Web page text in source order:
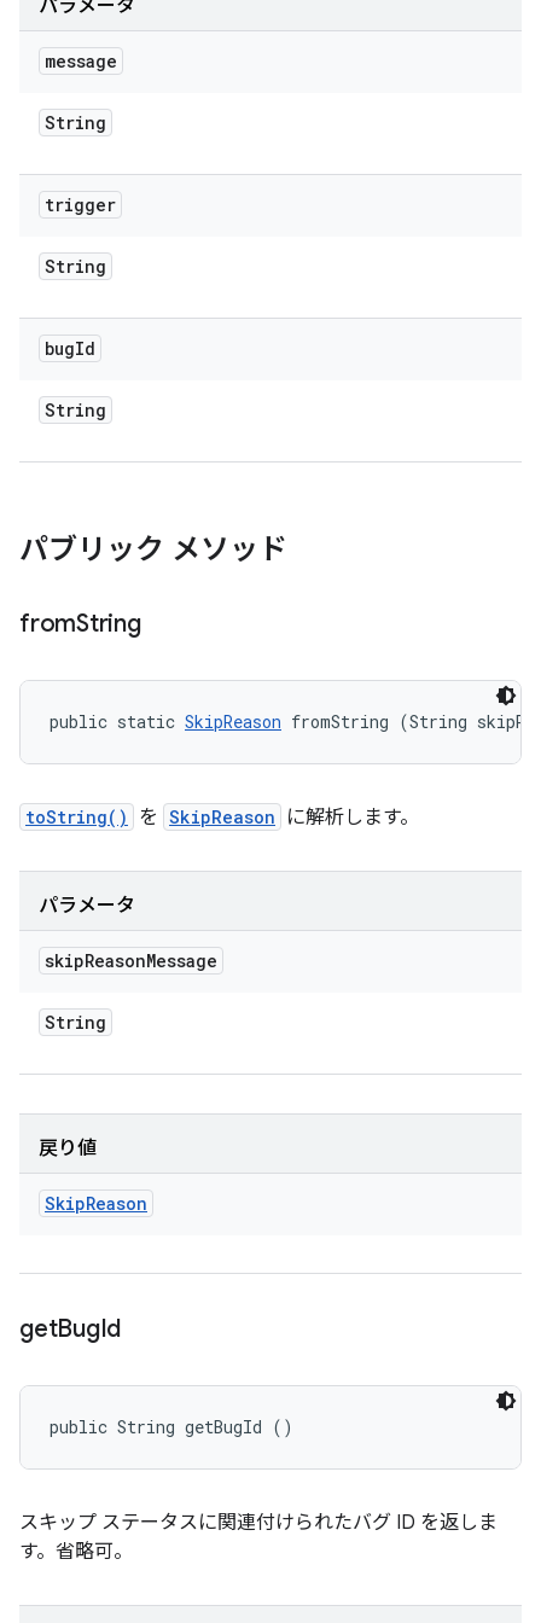
パラメータ
message
String
trigger
String
bugId
String
パブリック メソッド
fromString
public static SkipReason fromString (String
toString() を SkipReason に解析します。
パラメータ
skipReasonMessage
String
戻り値
SkipReason
getBugId
public String getBugId ()
スキップ ステータスに関連付けられたバグ ID を返しま
す。省略可。